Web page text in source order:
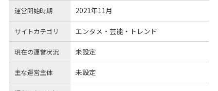
運営開始時期 2021年11月
サイトカテゴリ エンタメ・芸能・トレンド
現在の運営状況 未設定
主な運営主体 未設定